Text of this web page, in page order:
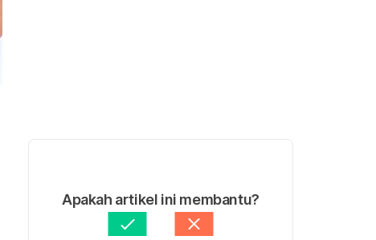
Apakah artikel ini membantu?